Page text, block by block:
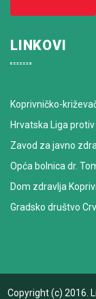
LINKOVI
Koprivničko-
Hrvatska Liga
Zavod za javno
Opća bolnica dr.
Dom zdravlja
Gradsko društvo
Copyright (c) 2016.